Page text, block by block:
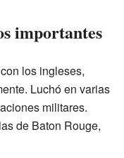
importantes
los ingleses,
Luchó en varias
militares.
de Baton Rouge,